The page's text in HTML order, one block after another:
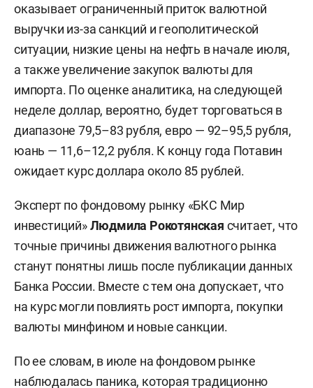
оказывает ограниченный приток валютной
выручки из-за санкций и геополитической
ситуации, низкие цены на нефть в начале июля,
а также увеличение закупок валюты для
импорта. По оценке аналитика, на следующей
неделе доллар, вероятно, будет торговаться в
диапазоне 79,5–83 рубля, евро — 92–95,5 рубля,
юань — 11,6–12,2 рубля. К концу года Потавин
ожидает курс доллара около 85 рублей.
Эксперт по фондовому рынку «БКС Мир
инвестиций»Людмила Рокотянская считает, что
точные причины движения валютного рынка
станут понятны лишь после публикации данных
Банка России. Вместе с тем она допускает, что
на курс могли повлиять рост импорта, покупки
валюты минфином и новые санкции.
По ее словам, в июле на фондовом рынке
наблюдалась паника, которая традиционно